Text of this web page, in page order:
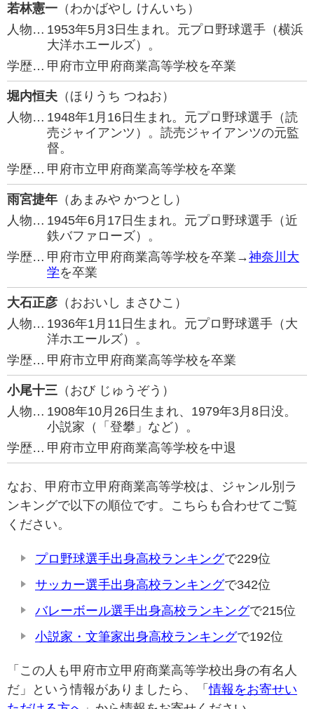
若林憲一 （わかばやし けんいち）
人物… 1953年5月3日生まれ。元プロ野球選手（横浜
大洋ホエールズ）。
学歴… 甲府市立甲府商業高等学校を卒業
堀内恒夫 （ほりうち つねお）
人物… 1948年1月16日生まれ。元プロ野球選手（読
売ジャイアンツ）。読売ジャイアンツの元監
督。
学歴… 甲府市立甲府商業高等学校を卒業
雨宮捷年 （あまみや かつとし）
人物… 1945年6月17日生まれ。元プロ野球選手（近
鉄バファローズ）。
学歴… 甲府市立甲府商業高等学校を卒業→神奈川大
学を卒業
大石正彦 （おおいし まさひこ）
人物… 1936年1月11日生まれ。元プロ野球選手（大
洋ホエールズ）。
学歴… 甲府市立甲府商業高等学校を卒業
小尾十三 （おび じゅうぞう）
人物… 1908年10月26日生まれ、1979年3月8日没。
小説家（「登攀」など）。
学歴… 甲府市立甲府商業高等学校を中退
なお、甲府市立甲府商業高等学校は、ジャンル別ラ
ンキングで以下の順位です。こちらも合わせてご覧
ください。
プロ野球選手出身高校ランキングで229位
サッカー選手出身高校ランキングで342位
バレーボール選手出身高校ランキングで215位
小説家・文筆家出身高校ランキングで192位
「この人も甲府市立甲府商業高等学校出身の有名人
だ」という情報がありましたら、「情報をお寄せい